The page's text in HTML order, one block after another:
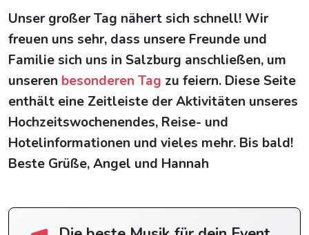
Unser großer Tag nähert sich schnell! Wir
freuen uns sehr, dass unsere Freunde und
Familie sich uns in Salzburg anschließen, um
unseren besonderen Tag zu feiern. Diese Seite
enthält eine Zeitleiste der Aktivitäten unseres
Hochzeitswochenendes, Reise- und
Hotelinformationen und vieles mehr. Bis bald!
Beste Grüße, Angel und Hannah